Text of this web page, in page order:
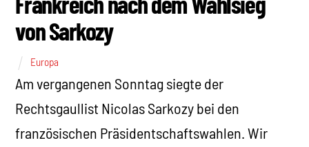
von Sarkozy
Europa
Am vergangenen Sonntag siegte der
Rechtsgaullist Nicolas Sarkozy bei den
französischen Präsidentschaftswahlen. Wir